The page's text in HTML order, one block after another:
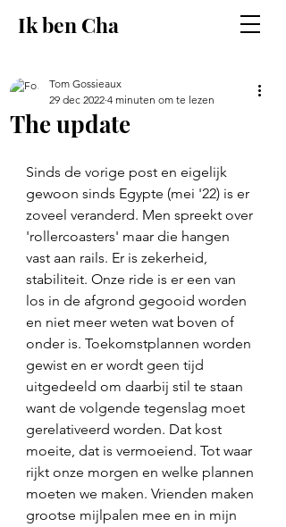
Ik ben Cha
The update
Tom Gossieaux
29 dec 2022 4 minuten om te lezen
Sinds de vorige post en eigelijk
gewoon sinds Egypte (mei '22) is er
zoveel veranderd. Men spreekt over
'rollercoasters' maar die hangen
vast aan rails. Er is zekerheid,
stabiliteit. Onze ride is er een van
los in de afgrond gegooid worden
en niet meer weten wat boven of
onder is. Toekomstplannen worden
gewist en er wordt geen tijd
uitgedeeld om daarbij stil te staan
want de volgende tegenslag moet
gerelativeerd worden. Dat kost
moeite, dat is vermoeiend. Tot waar
rijkt onze morgen en welke plannen
moeten we maken. Vrienden maken
grootse mijlpalen mee en in mijn